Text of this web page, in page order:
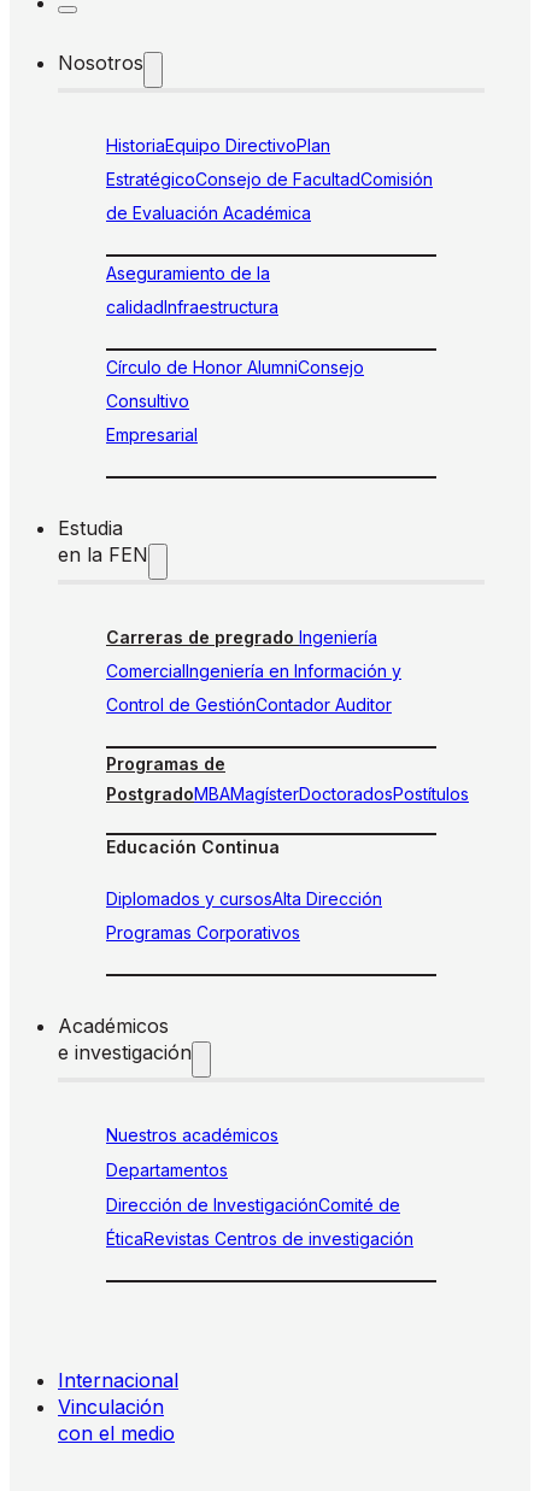
Nosotros
HistoriaEquipo DirectivoPlan
EstratégicoConsejo de FacultadComisión
de Evaluación Académica
Aseguramiento de la
calidadInfraestructura
Círculo de Honor AlumniConsejo
Consultivo
Empresarial
Estudia
en la FEN
Carreras de pregrado Ingeniería
ComercialIngeniería en Información y
Control de GestiónContador Auditor
Programas de
PostgradoMBAMagísterDoctoradosPostítulos
Educación Continua
Diplomados y cursosAlta Dirección
Programas Corporativos
Académicos
e investigación
Nuestros académicos
Departamentos
Dirección de InvestigaciónComité de
ÉticaRevistas Centros de investigación
Internacional
Vinculación
con el medio